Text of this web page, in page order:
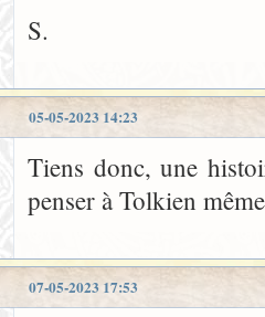
S.
05-05-2023 14:23
Tiens donc, une
penser à Tolkien
07-05-2023 17:53